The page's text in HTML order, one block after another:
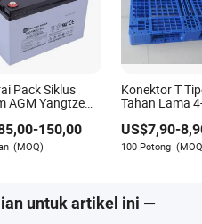
Pack Siklus
AGM Yangtze
Sistem Solar
-150,00
(MOQ)
Konektor T
Tahan Lama
Nanjing
US$7,90-
100 Potong
untuk artikel ini —